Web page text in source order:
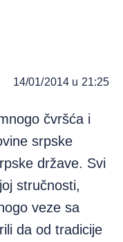
14/01/2014 u 21:25
čvršća i
srpske
države. Svi
stručnosti,
veze sa
da od tradicije